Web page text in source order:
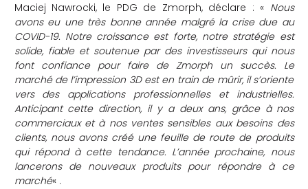
Maciej Nawrocki, le PDG de Zmorph, déclare :« Nous
avons eu une très bonne année malgré la crise due au
COVID-19. Notre croissance est forte, notre stratégie est
solide, fiable et soutenue par des investisseurs qui nous
font confiance pour faire de Zmorph un succès. Le
marché de l’impression 3D est en train de mûrir, il s’oriente
vers des applications professionnelles et industrielles.
Anticipant cette direction, il y a deux ans, grâce à nos
commerciaux et à nos ventes sensibles aux besoins des
clients, nous avons créé une feuille de route de produits
qui répond à cette tendance. L’année prochaine, nous
lancerons de nouveaux produits pour répondre à ce
marché« .